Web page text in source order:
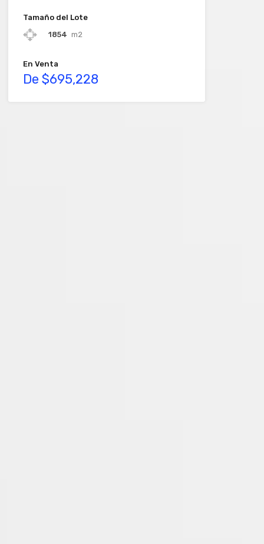
Tamaño del Lote
1854 m2
En Venta
De $695,228